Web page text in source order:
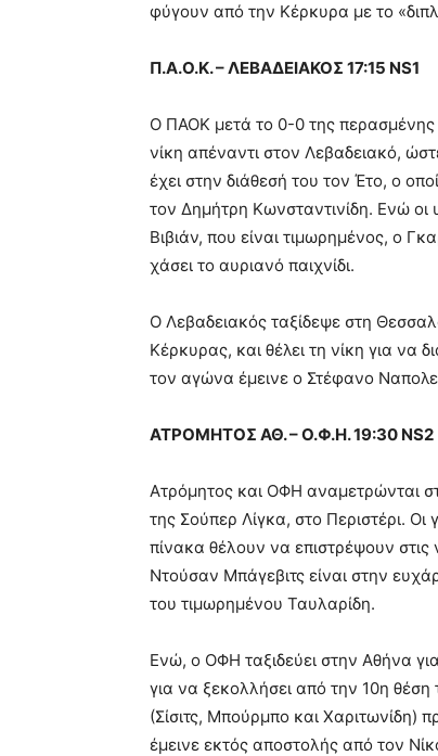
φύγουν από την Κέρκυρα με το
Π.Α.Ο.Κ. – ΛΕΒΑΔΕΙΑΚΟΣ 17:15 NS1
Ο ΠΑΟΚ μετά το 0-0 της περασμένης
νίκη απέναντι στον Λεβαδειακό,
έχει στην διάθεσή του τον Έτο, ο
τον Δημήτρη Κωνσταντινίδη. Ενώ οι
Βιβιάν, που είναι τιμωρημένος, ο
χάσει το αυριανό παιχνίδι.
Ο Λεβαδειακός ταξίδεψε στη
Κέρκυρας, και θέλει τη νίκη για να
τον αγώνα έμεινε ο Στέφανο
ΑΤΡΟΜΗΤΟΣ ΑΘ. – Ο.Φ.Η. 19:30 NS2
Ατρόμητος και ΟΦΗ αναμετρώνται
της Σούπερ Λίγκα, στο Περιστέρι.
πίνακα θέλουν να επιστρέψουν
Ντούσαν Μπάγεβιτς είναι στην
του τιμωρημένου Ταυλαρίδη.
Ενώ, ο ΟΦΗ ταξιδεύει στην Αθήνα
για να ξεκολλήσει από την 10η
(Σίσιτς, Μπούρμπο και Χαριτωνίδη)
έμεινε εκτός αποστολής από τον